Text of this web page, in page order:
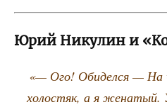
Юрий Никулин и
«— Ого! Оби­дел­ся —
холо­стяк, а я жена­тый.